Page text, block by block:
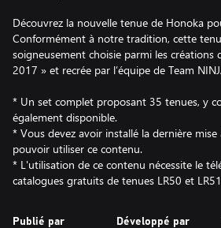
Découvrez la nouvelle tenue de Honoka
Conformément à notre tradition, cette
soigneusement choisie parmi les créations
2017 » et recrée par l’équipe de Team
* Un set complet proposant 35 tenues, y
également disponible.
* Vous devez avoir installé la dernière
pouvoir utiliser ce contenu.
* L'utilisation de ce contenu nécessite le
catalogues gratuits de tenues LR50 et
Publié par Développé par